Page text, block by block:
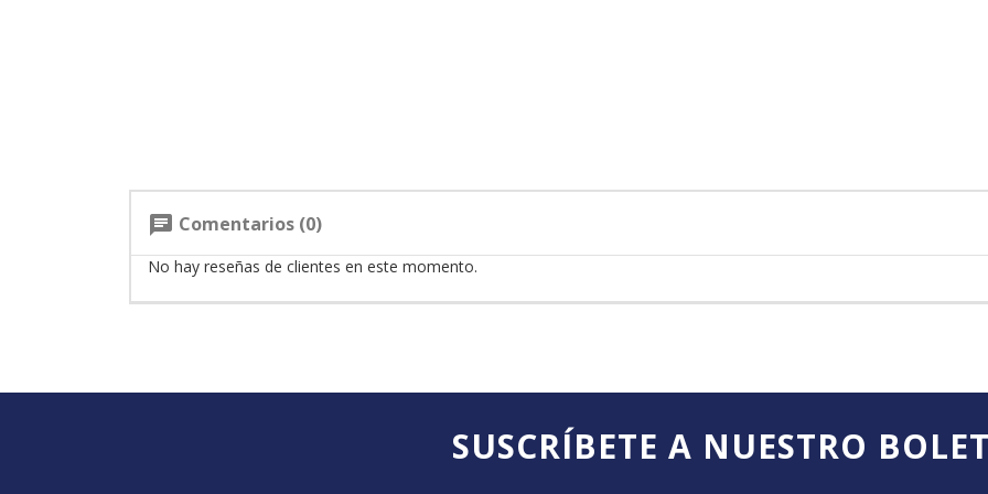
chat Comentarios (0)
No hay reseñas de clientes en este momento.
SUSCRÍBETE A NUESTRO